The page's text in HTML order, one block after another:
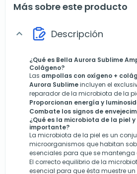
Más sobre este producto
expand_more Descripción
¿Qué es Bella Aurora Sublime
Colágeno?
Las ampollas con oxígeno +
Aurora Sublimeincluyen el
reparador de la microbiota de la
Proporcionan energía y
Combate los signos de
¿Qué es la microbiota de la piel
importante?
La microbiota de la piel es un
microorganismos que habitan
esenciales para que se mantenga
El correcto equilibrio de la
esencial para que ésta muestre